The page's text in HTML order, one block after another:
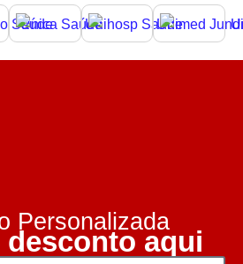
Personalizada
desconto aqui